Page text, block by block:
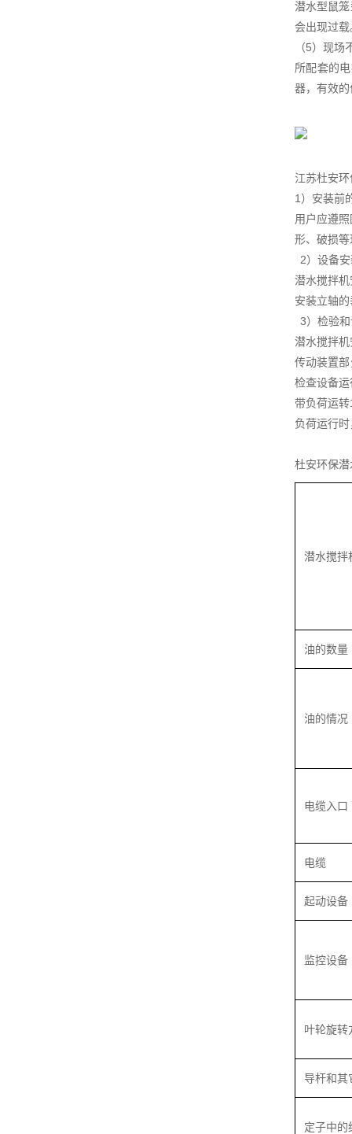
潜水型鼠
会出现过
（5）现场
所配套的
器，有效
江苏杜安
1）安装前
用户应遵
形、破损
2）设备
潜水搅拌
安装立轴
3）检验
潜水搅拌
传动装置
检查设备
带负荷运
负荷运行
杜安环保
潜水搅拌
油的数量
油的情况
电缆入口
电缆
起动设备
监控设备
叶轮旋转
导杆和其
定子中的